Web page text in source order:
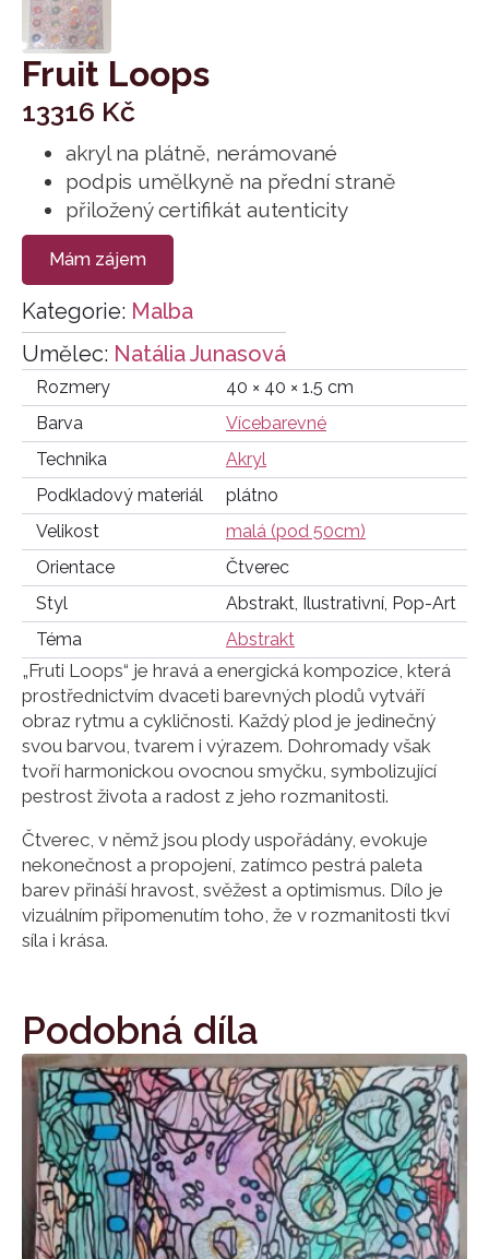
Fruit Loops
13316 Kč
akryl na plátně, nerámované
podpis umělkyně na přední straně
přiložený certifikát autenticity
Mám zájem
Kategorie: Malba
Umělec: Natália Junasová
Rozmery
40 × 40 × 1.5 cm
Barva
Vícebarevné
Technika
Akryl
Podkladový materiál
plátno
Velikost
malá (pod 50cm)
Orientace
Čtverec
Styl
Abstrakt, Ilustrativní, Pop-Art
Téma
Abstrakt
„Fruti Loops“ je hravá a energická kompozice, která
prostřednictvím dvaceti barevných plodů vytváří
obraz rytmu a cykličnosti. Každý plod je jedinečný
svou barvou, tvarem i výrazem. Dohromady však
tvoří harmonickou ovocnou smyčku, symbolizující
pestrost života a radost z jeho rozmanitosti.
Čtverec, v němž jsou plody uspořádány, evokuje
nekonečnost a propojení, zatímco pestrá paleta
barev přináší hravost, svěžest a optimismus. Dílo je
vizuálním připomenutím toho, že v rozmanitosti tkví
síla i krása.
Podobná díla